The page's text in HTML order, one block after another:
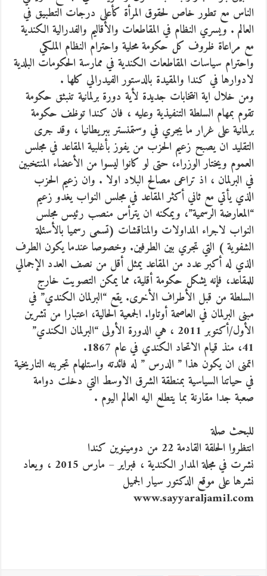
الناس مع تطور خاص لحقوق المرأة كأعلى درجات التطبيق في
العالم . ويسري النظام في المقاطعات والأقاليم والفدرالية الكندية
مع مراعاة ظروف كل حكومة محلية واحترام النظام الملكي
واحترام سياسات المقاطعات الكندية في ممارسة الحكومات البلدية
لادوارها في كندا والمقيدة بالدستور الفيدرالي كلها .
ومن خلال اية انتخابات جديدة لأية دورة برلمانية تنبثق حكومة
تقوم بمهام السلطة التنفيذية وعليه ، فان كندا توظف حكومة
برلمانية على غرار ما يجري في وستمنستر ببريطانيا ، وقد جرى
التقليد ان يصبح زعيم الحزب من يفوز بأغلبية المقاعد في مجلس
العموم ويختار الوزراء، حتى لو كانوا ليسوا من الأعضاء المنتخبين
في البرلمان ، اذ تراعى مصالح البلاد اولا . وان زعيم الحزب
الذي يأتي مع ثاني أكثر المقاعد في مجلس النواب يغدو زعيم
“المعارضة الرسمية”، ويمكنه ان يترأس منصب رئيس مجلس
النواب لاجراء المداولات والمناقشات (تسمى رسميا بالأسئلة
الشفوية ) التي تجري بين الطرفين. وخصوصا عندما يكون الطرف
الذي له أكبر عدد من المقاعد يمثل أقل من نصف العدد الإجمالي
للمقاعد، فإنه يشكل حكومة أقلية، مما يمكن التصويت خارج
السلطة من قبل الأطراف الأخرى. يقع “البرلمان الكندي” في
مبنى البرلمان في العاصمة أوتاوا. الجمعية الحالية، اعتبارا من تشرين
الأول/أكتوبر 2011 ، هي الدورة الأولى “البرلمان الكندي”
41، منذ قيام الاتحاد الكندي في عام 1867.
اتمنى ان يكون هذا ” الدرس ” له فائدته واستلهام تجربته التاريخية
في حياتنا السياسية بمنطقة الشرق الاوسط التي دخلت دوامة
صعبة جدا مقارنة بما يتطلع اليه العالم اليوم .
للبحث صلة
انتظروا الحلقة القادمة 22 من دومينوين كندا
نشرت في مجلة المدار الكندية ، فبراير – مارس 2015 ، ويعاد
نشرها على موقع الدكتور سيار الجميل
www.sayyaraljamil.com